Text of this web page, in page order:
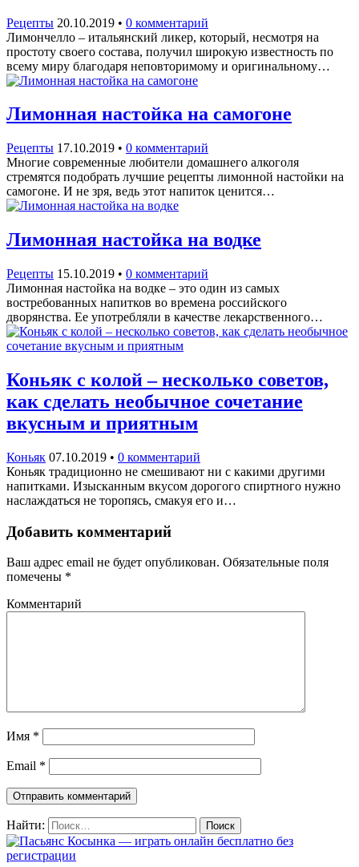
Рецепты 20.10.2019 • 0 комментарий
Лимончелло – итальянский ликер, который, несмотря на
простоту своего состава, получил широкую известность по
всему миру благодаря неповторимому и оригинальному…
Лимонная настойка на самогоне
Рецепты 17.10.2019 • 0 комментарий
Многие современные любители домашнего алкоголя
стремятся подобрать лучшие рецепты лимонной настойки на
самогоне. И не зря, ведь этот напиток ценится…
Лимонная настойка на водке
Рецепты 15.10.2019 • 0 комментарий
Лимонная настойка на водке – это один из самых
востребованных напитков во времена российского
дворянства. Ее употребляли в качестве лекарственного…
Коньяк с колой – несколько советов,
как сделать необычное сочетание
вкусным и приятным
Коньяк 07.10.2019 • 0 комментарий
Коньяк традиционно не смешивают ни с какими другими
напитками. Изысканным вкусом дорогого спиртного нужно
наслаждаться не торопясь, смакуя его и…
Добавить комментарий
Ваш адрес email не будет опубликован. Обязательные поля
помечены *
Комментарий
Имя *
Email *
Найти: